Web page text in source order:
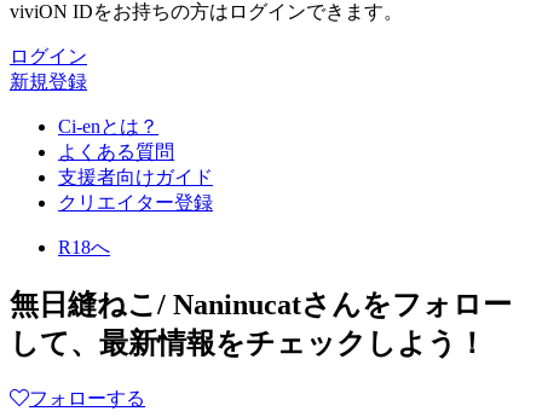
viviON IDをお持ちの方はログインできます。
ログイン
新規登録
Ci-enとは？
よくある質問
支援者向けガイド
クリエイター登録
R18へ
無日縫ねこ/ Naninucatさんをフォロー
して、最新情報をチェックしよう！
フォローする